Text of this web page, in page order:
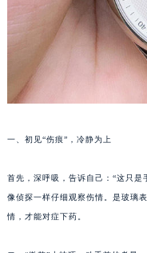
一、初见“伤痕”，冷静为上
首先，深呼吸，告诉自己：“这只是
像侦探一样仔细观察伤情。是玻璃
情，才能对症下药。